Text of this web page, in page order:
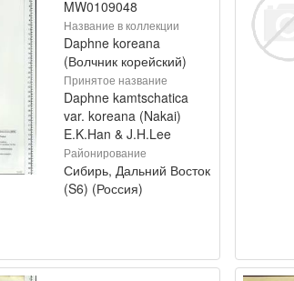
MW0109048
Название в коллекции
Daphne koreana
(Волчник корейский)
Принятое название
Daphne kamtschatica
var. koreana (Nakai)
E.K.Han & J.H.Lee
Районирование
Сибирь, Дальний Восток
(S6) (Россия)